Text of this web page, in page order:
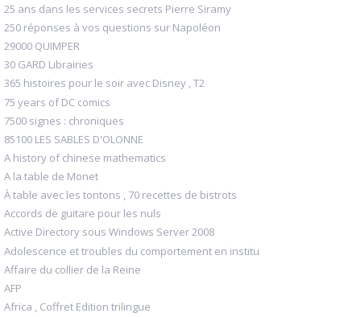
25 ans dans les services secrets Pierre Siramy
250 réponses à vos questions sur Napoléon
29000 QUIMPER
30 GARD Librairies
365 histoires pour le soir avec Disney , T2
75 years of DC comics
7500 signes : chroniques
85100 LES SABLES D'OLONNE
A history of chinese mathematics
A la table de Monet
À table avec les tontons , 70 recettes de bistrots
Accords de guitare pour les nuls
Active Directory sous Windows Server 2008
Adolescence et troubles du comportement en institu
Affaire du collier de la Reine
AFP
Africa , Coffret Edition trilingue